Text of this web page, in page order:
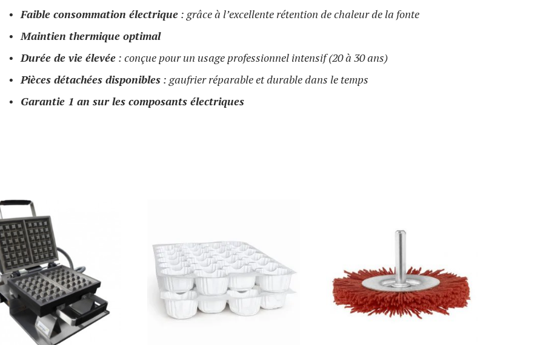
Faible consommation électrique : grâce à l’excellente rétention de chaleur de la fonte
Maintien thermique optimal
Durée de vie élevée : conçue pour un usage professionnel intensif (20 à 30 ans)
Pièces détachées disponibles : gaufrier réparable et durable dans le temps
Garantie 1 an sur les composants électriques